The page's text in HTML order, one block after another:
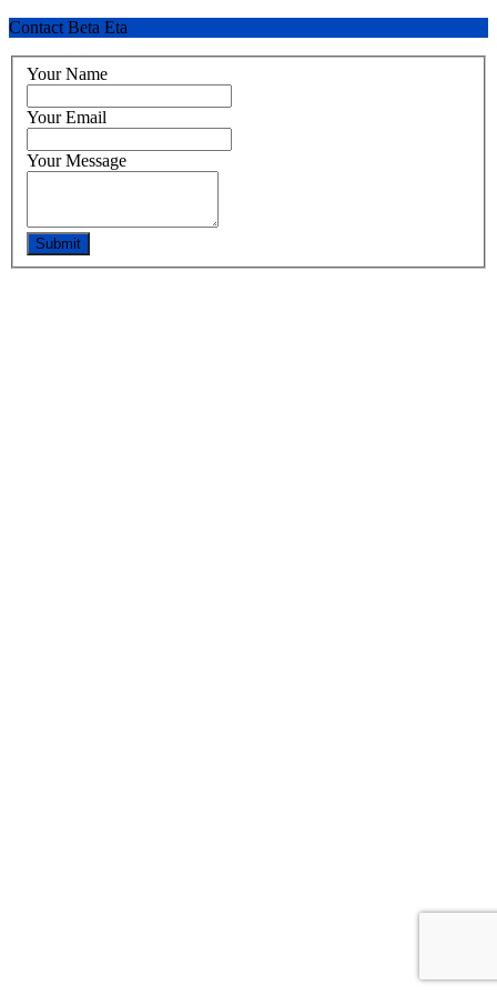
Contact Beta Eta
Your Name
Your Email
Your Message
Submit